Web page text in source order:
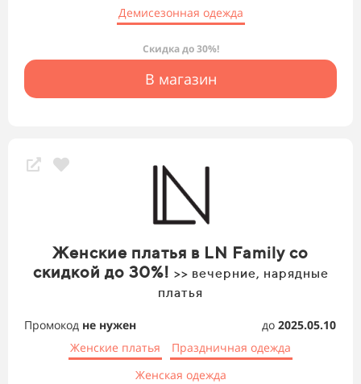
Демисезонная одежда
Скидка до 30%!
В магазин
Женские платья в LN Family со
скидкой до 30%! >> вечерние, нарядные
платья
Промокод не нужен до 2025.05.10
Женские платья
Праздничная одежда
Женская одежда